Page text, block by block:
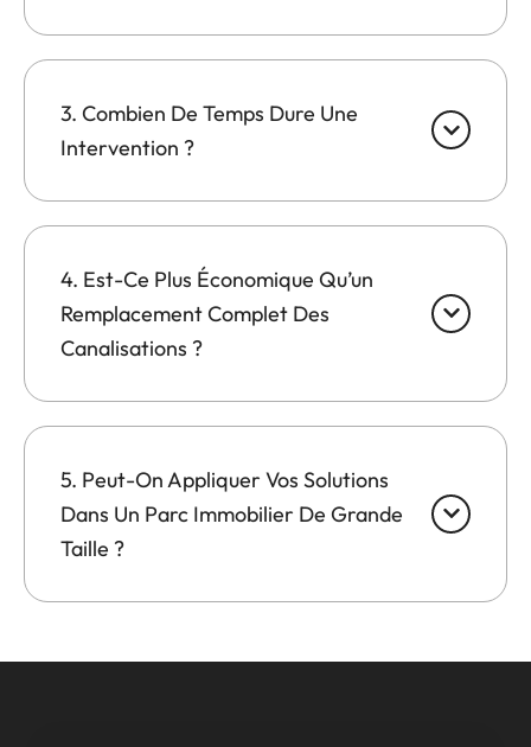
3. Combien De Temps Dure Une
Intervention ?
4. Est-Ce Plus Économique Qu’un
Remplacement Complet Des
Canalisations ?
5. Peut-On Appliquer Vos Solutions
Dans Un Parc Immobilier De Grande
Taille ?